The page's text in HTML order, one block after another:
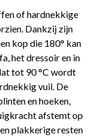
of hardnekkige
Dankzij zijn
kop die 180° kan
het dressoir en in
tot 90 °C wordt
vuil. De
en hoeken,
afstemt op
plakkerige resten